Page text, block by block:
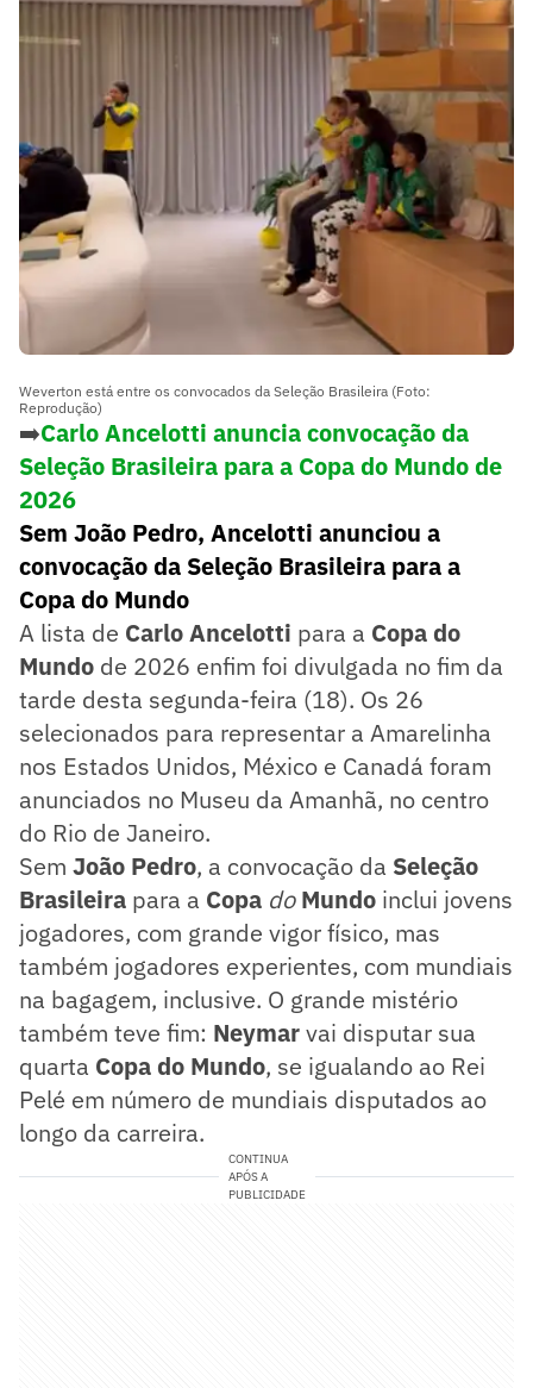
Weverton está entre os convocados da Seleção Brasileira (Foto:
Reprodução)
➡️Carlo Ancelotti anuncia convocação da
Seleção Brasileira para a Copa do Mundo de
2026
Sem João Pedro, Ancelotti anunciou a
convocação da Seleção Brasileira para a
Copa do Mundo
A lista de Carlo Ancelotti para a Copa do
Mundo de 2026 enfim foi divulgada no fim da
tarde desta segunda-feira (18). Os 26
selecionados para representar a Amarelinha
nos Estados Unidos, México e Canadá foram
anunciados no Museu da Amanhã, no centro
do Rio de Janeiro.
Sem João Pedro, a convocação da Seleção
Brasileira para a Copa doMundo inclui jovens
jogadores, com grande vigor físico, mas
também jogadores experientes, com mundiais
na bagagem, inclusive. O grande mistério
também teve fim: Neymarvai disputar sua
quarta Copa do Mundo, se igualando ao Rei
Pelé em número de mundiais disputados ao
longo da carreira.
CONTINUA
APÓS A
PUBLICIDADE